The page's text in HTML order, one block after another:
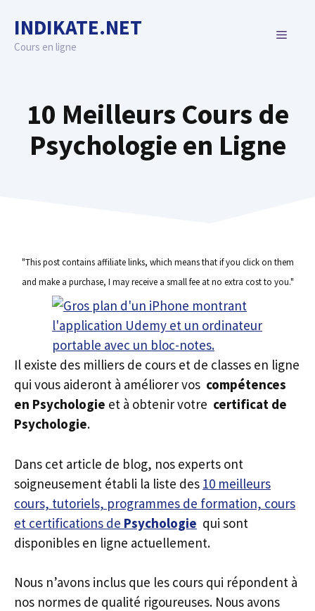
content
INDIKATE.NET
Cours en ligne
MENU
10 Meilleurs Cours de
Psychologie en Ligne
"This post contains affiliate links, which means that if you click on them
and make a purchase, I may receive a small fee at no extra cost to you."
Il existe des milliers de cours et de classes en ligne
qui vous aideront à améliorer vos compétences
en Psychologie et à obtenir votre certificat de
Psychologie.
Dans cet article de blog, nos experts ont
soigneusement établi la liste des 10 meilleurs
cours, tutoriels, programmes de formation, cours
et certifications de Psychologie qui sont
disponibles en ligne actuellement.
Nous n’avons inclus que les cours qui répondent à
nos normes de qualité rigoureuses. Nous avons